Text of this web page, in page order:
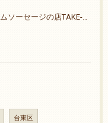
【東京下町手作りハムソーセージの店TAKE-ZO】ご無沙汰致しました。26周年ありがとうございます。
台東区